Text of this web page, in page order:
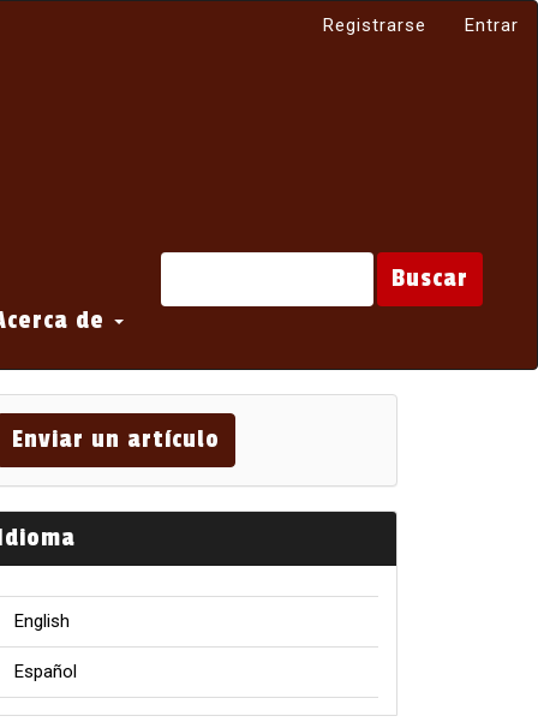
Registrarse Entrar
de
Buscar
Enviar un artículo
English
Español